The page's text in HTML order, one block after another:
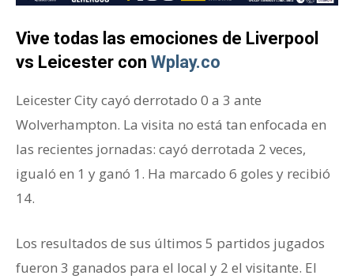
Vive todas las emociones de Liverpool
vs Leicester con Wplay.co
Leicester City cayó derrotado 0 a 3 ante
Wolverhampton. La visita no está tan enfocada en
las recientes jornadas: cayó derrotada 2 veces,
igualó en 1 y ganó 1. Ha marcado 6 goles y recibió
14.
Los resultados de sus últimos 5 partidos jugados
fueron 3 ganados para el local y 2 el visitante. El